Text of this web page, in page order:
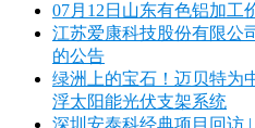
07月12日山东有色铝加工
江苏爱康科技股份有限公
的公告
绿洲上的宝石！迈贝特为
浮太阳能光伏支架系统